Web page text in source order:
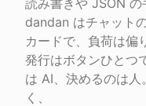
dandan はチャット
カードで、負荷は偏
発行はボタンひとつ
は AI、決めるのは
く、